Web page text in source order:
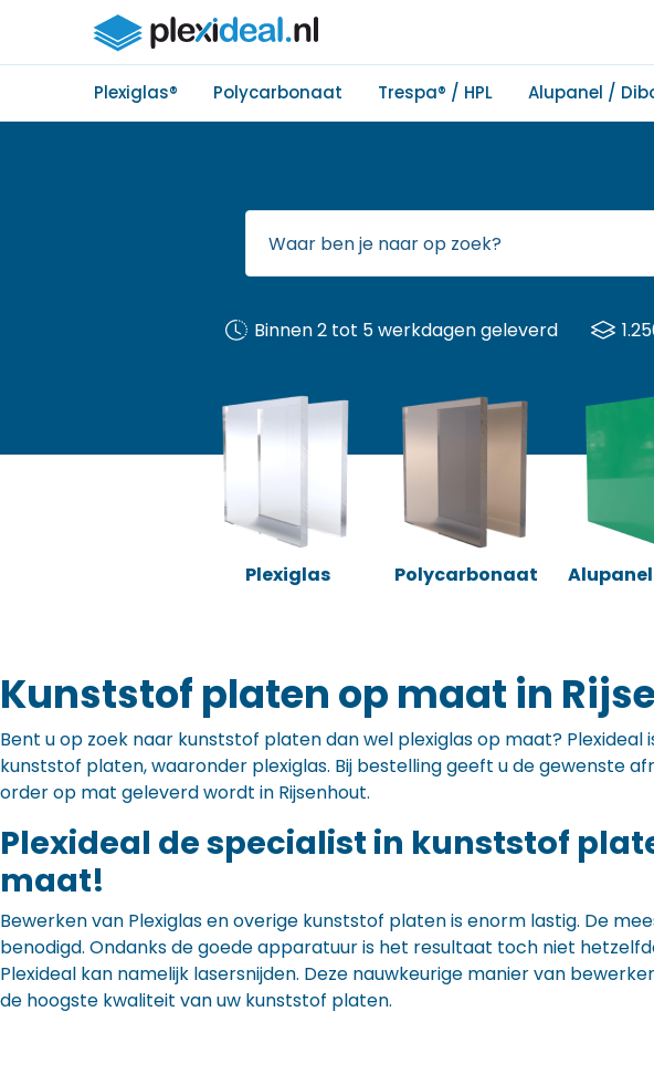
Plexiglas® Polycarbonaat Trespa® / HPL Alupanel /
Binnen 2 tot 5 werkdagen geleverd
Plexiglas Polycarbonaat
Kunststof platen op maat in
Bent u op zoek naar kunststof platen dan wel plexiglas op maat? Plexideal
kunststof platen, waaronder plexiglas. Bij bestelling geeft u de gewenste
order op mat geleverd wordt in Rijsenhout.
Plexideal de specialist in kunststof
maat!
Bewerken van Plexiglas en overige kunststof platen is enorm lastig. De
benodigd. Ondanks de goede apparatuur is het resultaat toch niet
Plexideal kan namelijk lasersnijden. Deze nauwkeurige manier van
de hoogste kwaliteit van uw kunststof platen.